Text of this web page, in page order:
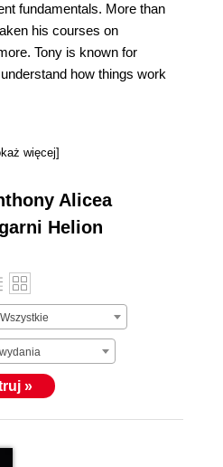
fundamentals. More than
his courses on
Tony is known for
how things work
więcej]
Alicea
Helion
Wszystkie
»